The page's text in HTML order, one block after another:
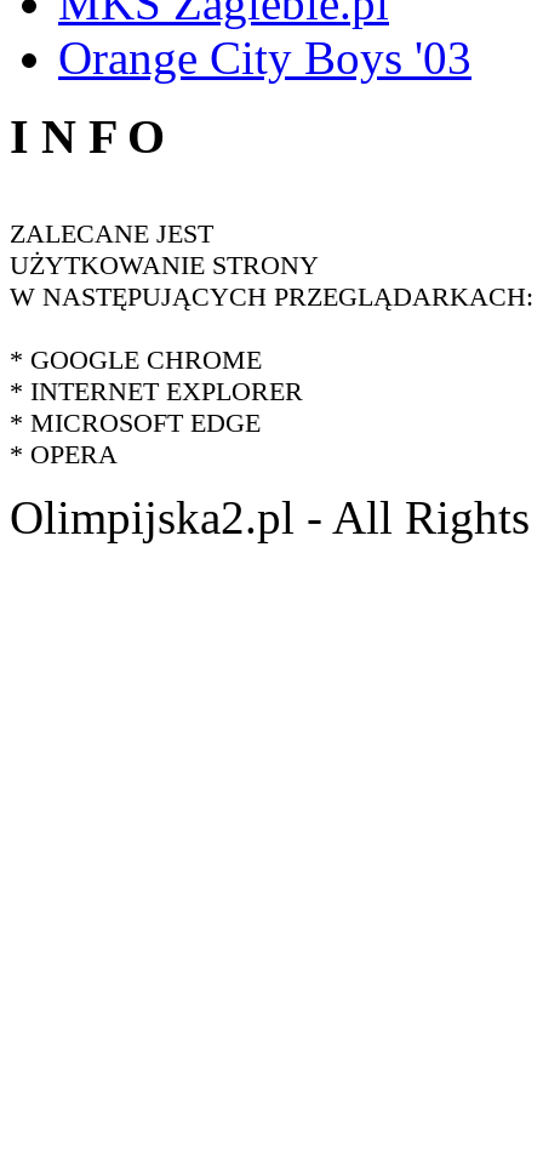
Orange City Boys '03
I N F O
ZALECANE JEST
UŻYTKOWANIE STRONY
W NASTĘPUJĄCYCH PRZEGLĄDARKACH:
* GOOGLE CHROME
* INTERNET EXPLORER
* MICROSOFT EDGE
* OPERA
Olimpijska2.pl - All Rights